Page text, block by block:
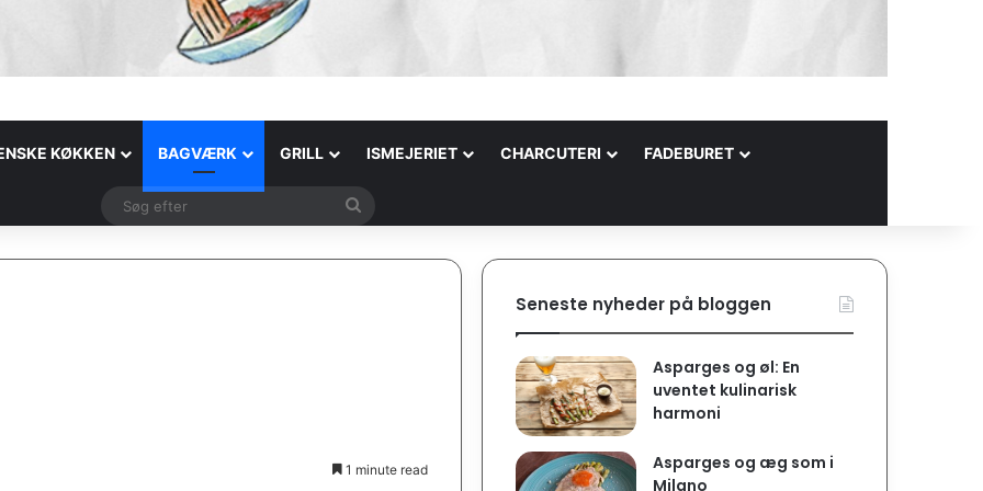
KØKKEN BAGVÆRK GRILL ISMEJERIET CHARCUTERI FADEBURET
Søg
1 minute read
Seneste nyheder på bloggen
Asparges og øl: En
uventet kulinarisk
harmoni
Asparges og æg som i
Milano